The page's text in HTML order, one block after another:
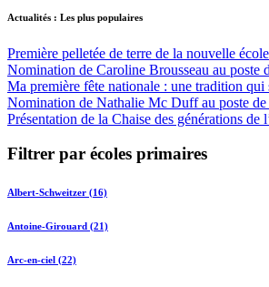
Actualités : Les plus populaires
Première pelletée de terre de la nouvelle
Nomination de Caroline Brousseau au poste
Ma première fête nationale : une tradition qui
Nomination de Nathalie Mc Duff au poste de
Présentation de la Chaise des générations de
Filtrer par écoles primaires
Albert-Schweitzer (16)
Antoine-Girouard (21)
Arc-en-ciel (22)